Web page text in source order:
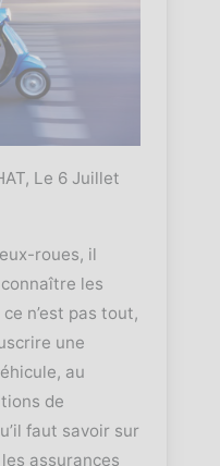
Le 6 Juillet
roues, il
les
n’est pas tout,
une
au
de
faut savoir sur
assurances